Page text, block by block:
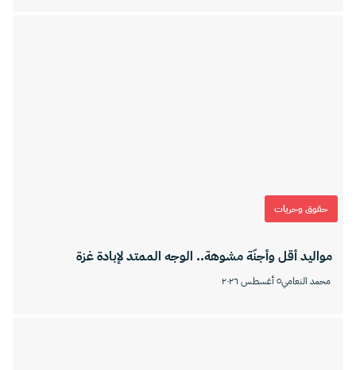
حقوق وحريات
مواليد أقل وأجنّة مشوهة.. الوجه الممتد لإبادة غزة
محمد النعامي٥ أغسطس ٢٠٢٦